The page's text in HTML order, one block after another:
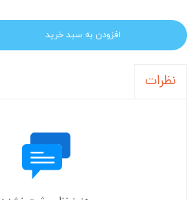
افزودن به سبد خرید
نظرات